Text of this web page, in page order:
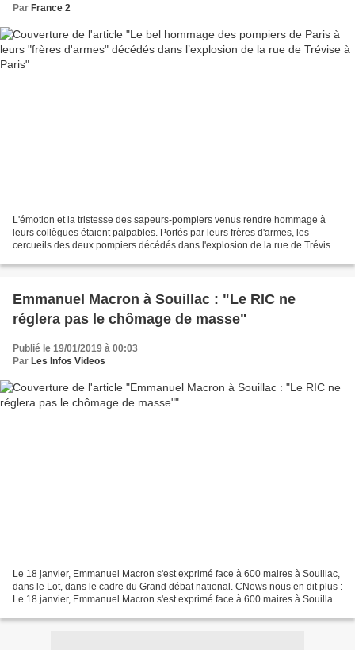
Par France 2
L'émotion et la tristesse des sapeurs-pompiers venus rendre hommage à
leurs collègues étaient palpables. Portés par leurs frères d'armes, les
cercueils des deux pompiers décédés dans l'explosion de la rue de Trévise
Emmanuel Macron à Souillac : "Le RIC ne
réglera pas le chômage de masse"
Publié le 19/01/2019 à 00:03
Par Les Infos Videos
Le 18 janvier, Emmanuel Macron s'est exprimé face à 600 maires à Souillac,
dans le Lot, dans le cadre du Grand débat national. CNews nous en dit plus :
Le 18 janvier, Emmanuel Macron s'est exprimé face à 600 maires à Souillac,